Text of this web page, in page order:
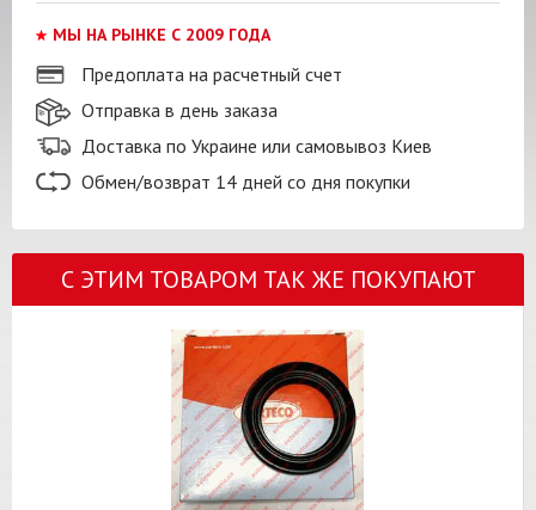
МЫ НА РЫНКЕ С 2009 ГОДА
Предоплата на расчетный счет
Отправка в день заказа
Доставка по Украине или самовывоз Киев
Обмен/возврат 14 дней со дня покупки
С ЭТИМ ТОВАРОМ ТАК ЖЕ ПОКУПАЮТ